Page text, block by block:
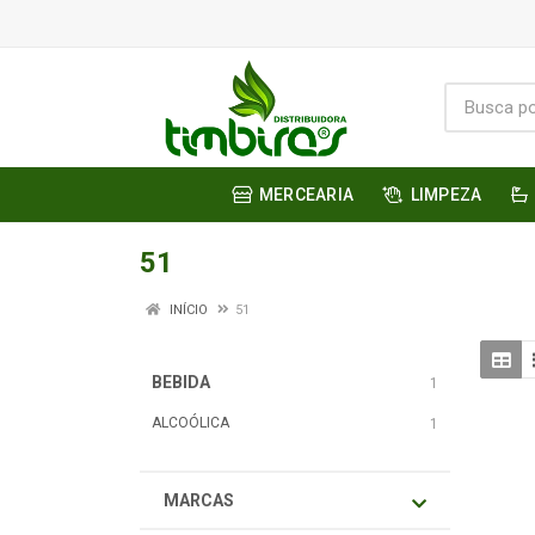
MERCEARIA LIMPEZA
51
INÍCIO 51
BEBIDA 1
ALCOÓLICA 1
MARCAS